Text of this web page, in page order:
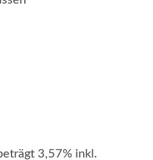
3,57% inkl.